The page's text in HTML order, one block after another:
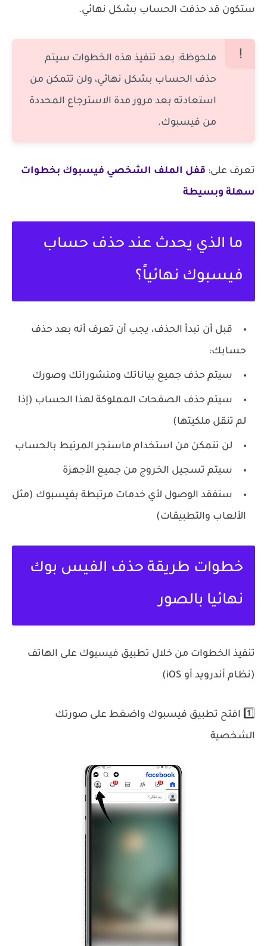
ستكون قد حذفت الحساب بشكل نهائي.
ملحوظة: بعد تنفيذ هذه الخطوات سيتم
حذف الحساب بشكل نهائي، ولن تتمكن من
استعادته بعد مرور مدة الاسترجاع المحددة
من فيسبوك.
تعرف على: قفل الملف الشخصي فيسبوك بخطوات
سهلة وبسيطة
ما الذي يحدث عند حذف حساب
فيسبوك نهائياً؟
قبل أن تبدأ الحذف، يجب أن تعرف أنه بعد حذف
حسابك:
سيتم حذف جميع بياناتك ومنشوراتك وصورك
سيتم حذف الصفحات المملوكة لهذا الحساب (إذا
لم تنقل ملكيتها)
لن تتمكن من استخدام ماسنجر المرتبط بالحساب
سيتم تسجيل الخروج من جميع الأجهزة
ستفقد الوصول لأي خدمات مرتبطة بفيسبوك (مثل
الألعاب والتطبيقات)
خطوات طريقة حذف الفيس بوك
نهائيا بالصور
تنفيذ الخطوات من خلال تطبيق فيسبوك على الهاتف
(نظام أندرويد أو iOS)
1️⃣ افتح تطبيق فيسبوك واضغط على صورتك
الشخصية